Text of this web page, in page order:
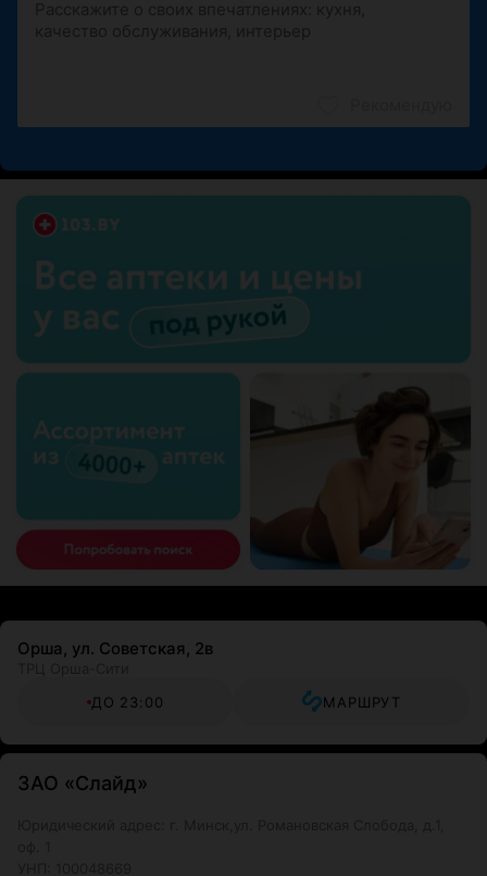
Орша, ул. Советская, 2в
ДО 23:00
МАРШРУТ
ЗАО «Слайд»